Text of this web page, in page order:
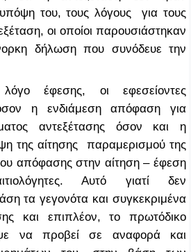
του, τους λόγους για τους
οι οποίοι παρουσιάστηκαν
δήλωση που συνόδευε την
έφεσης, οι εφεσείοντες
η ενδιάμεση απόφαση για
αντεξέτασης όσον και η
της αίτησης παραμερισμού της
απόφασης στην αίτηση – έφεση
Αυτό γιατί δεν
τα γεγονότα και συγκεκριμένα
και επιπλέον, το πρωτόδικο
να προβεί σε αναφορά και